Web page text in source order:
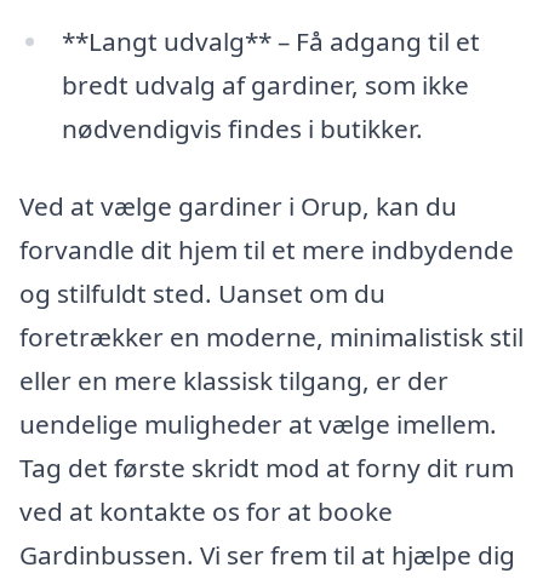
**Langt udvalg** – Få adgang til et
bredt udvalg af gardiner, som ikke
nødvendigvis findes i butikker.
Ved at vælge gardiner i Orup, kan du
forvandle dit hjem til et mere indbydende
og stilfuldt sted. Uanset om du
foretrækker en moderne, minimalistisk stil
eller en mere klassisk tilgang, er der
uendelige muligheder at vælge imellem.
Tag det første skridt mod at forny dit rum
ved at kontakte os for at booke
Gardinbussen. Vi ser frem til at hjælpe dig